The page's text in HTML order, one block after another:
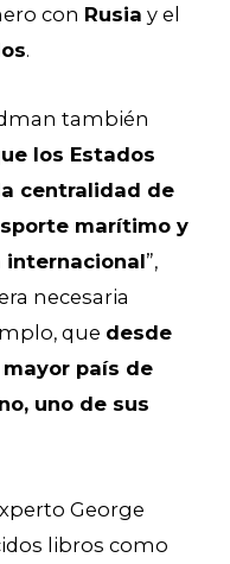
con Rusia y el
.
también
los Estados
centralidad de
marítimo y
internacional”,
necesaria
que desde
país de
uno de sus
George
libros como